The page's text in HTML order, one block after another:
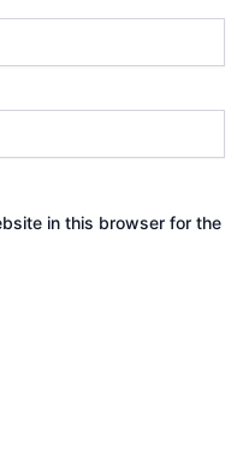
in this browser for the